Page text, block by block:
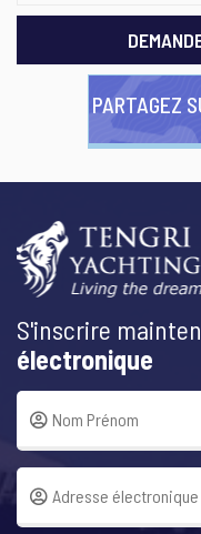
PARTAGEZ
S'inscrire
électronique